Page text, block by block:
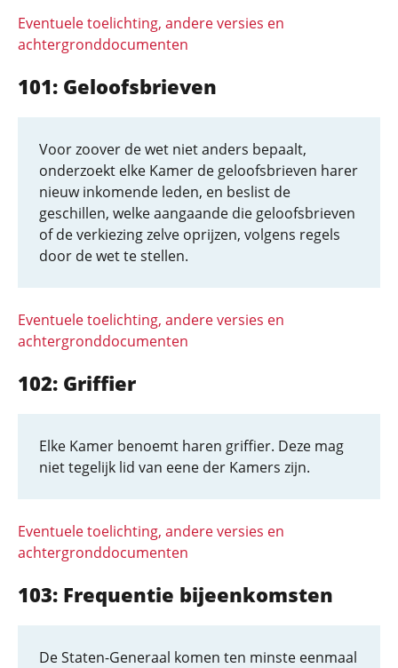
Eventuele toelichting, andere versies en
achtergronddocumenten
101: Geloofsbrieven
Voor zoover de wet niet anders bepaalt,
onderzoekt elke Kamer de geloofsbrieven harer
nieuw inkomende leden, en beslist de
geschillen, welke aangaande die geloofsbrieven
of de verkiezing zelve oprijzen, volgens regels
door de wet te stellen.
Eventuele toelichting, andere versies en
achtergronddocumenten
102: Griffier
Elke Kamer benoemt haren griffier. Deze mag
niet tegelijk lid van eene der Kamers zijn.
Eventuele toelichting, andere versies en
achtergronddocumenten
103: Frequentie bijeenkomsten
De Staten-Generaal komen ten minste eenmaal